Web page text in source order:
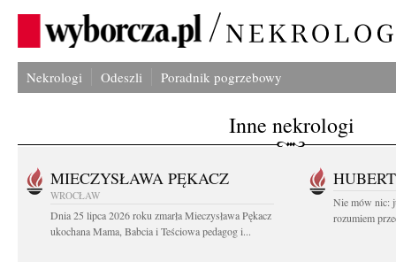
Nekrologi Odeszli Poradnik pogrzebowy
Inne nekrologi
MIECZYSŁAWA PĘKACZ
WROCŁAW
Dnia 25 lipca 2026 roku zmarła Mieczysława Pękacz
ukochana Mama, Babcia i Teściowa pedagog i...
Nie mów nic:
rozumiem